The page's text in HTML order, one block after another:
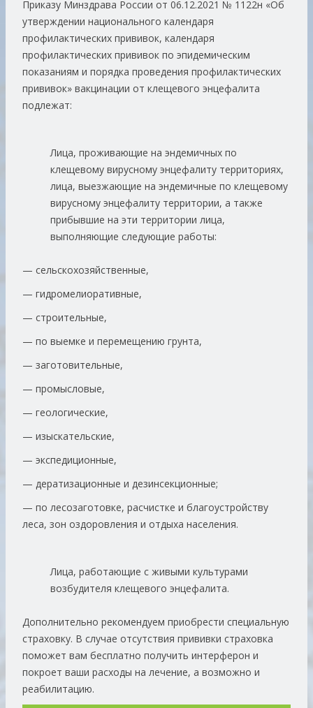
Приказу Минздрава России от 06.12.2021 № 1122н «Об
утверждении национального календаря
профилактических прививок, календаря
профилактических прививок по эпидемическим
показаниям и порядка проведения профилактических
прививок» вакцинации от клещевого энцефалита
подлежат:
Лица, проживающие на эндемичных по
клещевому вирусному энцефалиту территориях,
лица, выезжающие на эндемичные по клещевому
вирусному энцефалиту территории, а также
прибывшие на эти территории лица,
выполняющие следующие работы:
— сельскохозяйственные,
— гидромелиоративные,
— строительные,
— по выемке и перемещению грунта,
— заготовительные,
— промысловые,
— геологические,
— изыскательские,
— экспедиционные,
— дератизационные и дезинсекционные;
— по лесозаготовке, расчистке и благоустройству
леса, зон оздоровления и отдыха населения.
Лица, работающие с живыми культурами
возбудителя клещевого энцефалита.
Дополнительно рекомендуем приобрести специальную
страховку. В случае отсутствия прививки страховка
поможет вам бесплатно получить интерферон и
покроет ваши расходы на лечение, а возможно и
реабилитацию.